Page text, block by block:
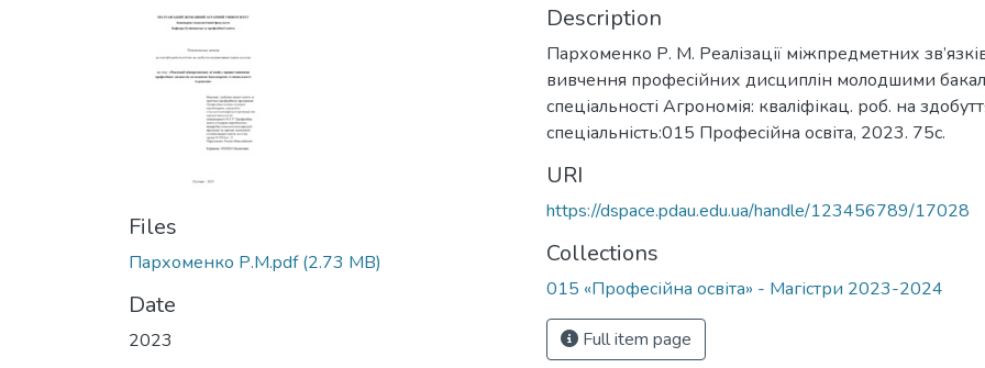
Files
Пархоменко Р.М.pdf(2.73 MB)
Date
2023
Description
Пархоменко Р. М. Реалізації міжпредметних
вивчення професійних дисциплін молодшими
спеціальності Агрономія: кваліфікац. роб. на
спеціальність:015 Професійна освіта, 2023. 75с.
URI
https://dspace.pdau.edu.ua/handle/123456789/17028
Collections
015 «Професійна освіта» - Магістри 2023-2024
Full item page